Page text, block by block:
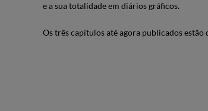
e a sua totalidade em diários gráficos.
Os três capítulos até agora publicados estão